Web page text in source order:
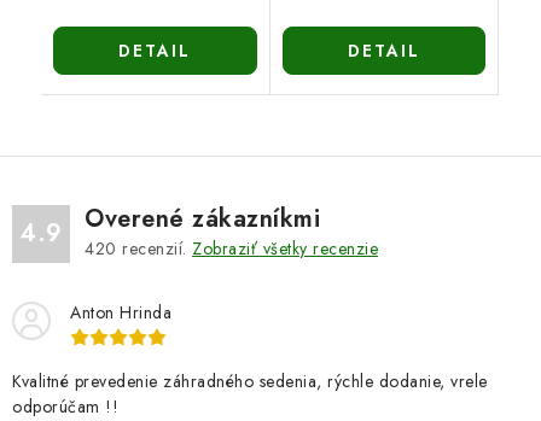
DETAIL DETAIL
4.9 Overené zákazníkmi
420 recenzií. Zobraziť všetky recenzie
Anton Hrinda
Kvalitné prevedenie záhradného sedenia, rýchle dodanie, vrele
odporúčam !!